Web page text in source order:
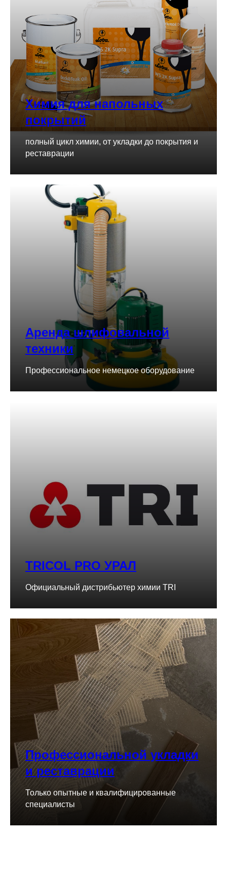
Химия для напольных
покрытий
полный цикл химии, от укладки до покрытия и
реставрации
Аренда шлифовальной
техники
Профессиональное немецкое оборудование
TRICOL PRO УРАЛ
Официальный дистрибьютер химии TRI
Профессиональной укладки
и реставрации
Только опытные и квалифицированные
специалисты